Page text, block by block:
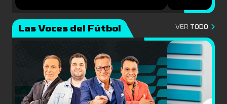
Las Voces del Fútbol VER TODO